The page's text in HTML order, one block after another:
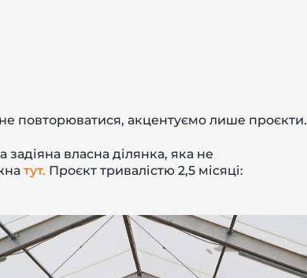
повторюватися, акцентуємо лише проєкти.
власна ділянка, яка не
тут. Проєкт тривалістю 2,5 місяці: